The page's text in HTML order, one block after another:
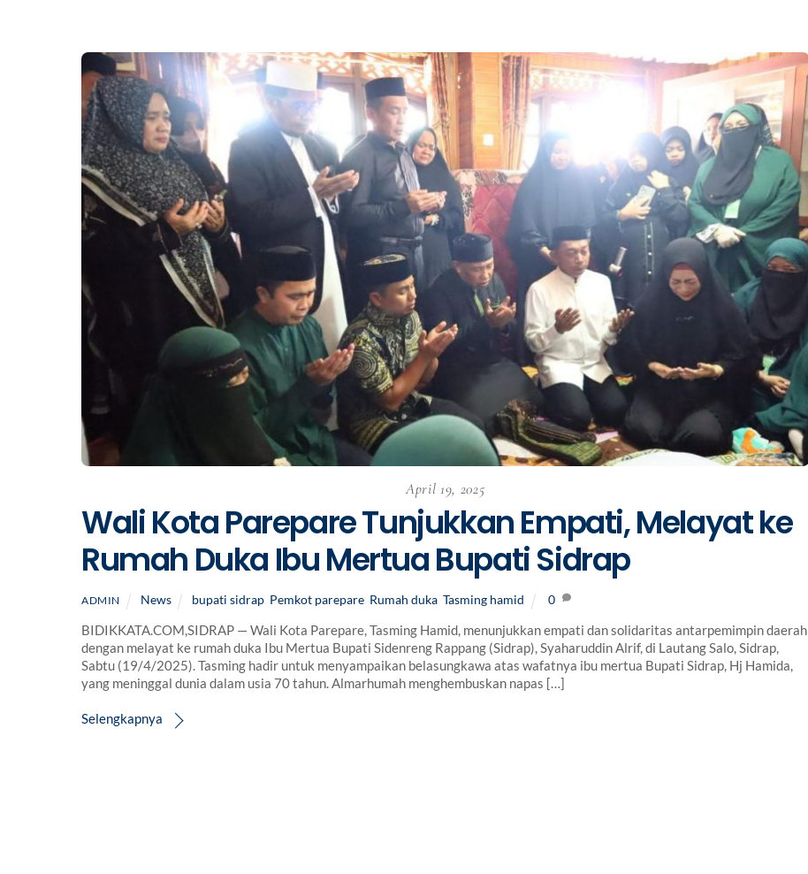
April 19, 2025
Wali Kota Parepare Tunjukkan Empati, Melayat ke
Rumah Duka Ibu Mertua Bupati Sidrap
ADMIN News bupati sidrap Pemkot parepare Rumah duka ,Tasming hamid 0
BIDIKKATA.COM,SIDRAP — Wali Kota Parepare, Tasming Hamid, menunjukkan empati dan solidaritas antarpemimpin daerah
dengan melayat ke rumah duka Ibu Mertua Bupati Sidenreng Rappang (Sidrap), Syaharuddin Alrif, di Lautang Salo, Sidrap,
Sabtu (19/4/2025). Tasming hadir untuk menyampaikan belasungkawa atas wafatnya ibu mertua Bupati Sidrap, Hj Hamida,
yang meninggal dunia dalam usia 70 tahun. Almarhumah menghembuskan napas […]
Selengkapnya